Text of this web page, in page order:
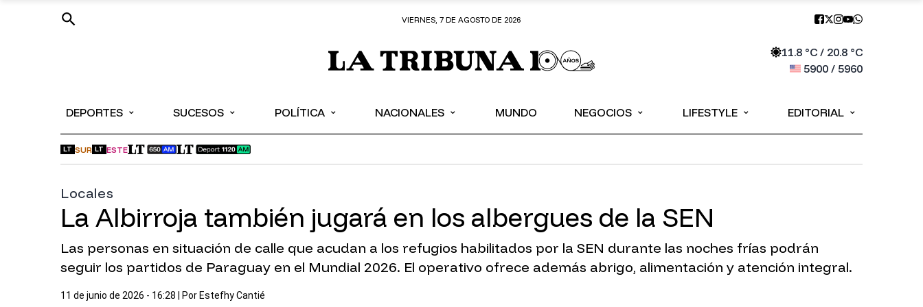
VIERNES, 7 DE AGOSTO DE 2026
11.8°C / 20.8°C
5900/ 5960
DEPORTES ⌄ SUCESOS ⌄ POLÍTICA ⌄ NACIONALES ⌄ MUNDO NEGOCIOS ⌄ LIFESTYLE ⌄ EDITORIAL ⌄
LT SUR LT ESTE
Locales
La Albirroja también jugará en los albergues de la SEN
Las personas en situación de calle que acudan a los refugios habilitados por la SEN durante las noches frías podrán
seguir los partidos de Paraguay en el Mundial 2026. El operativo ofrece además abrigo, alimentación y atención integral.
11 de junio de 2026 - 16:28 | Por Estefhy Cantié